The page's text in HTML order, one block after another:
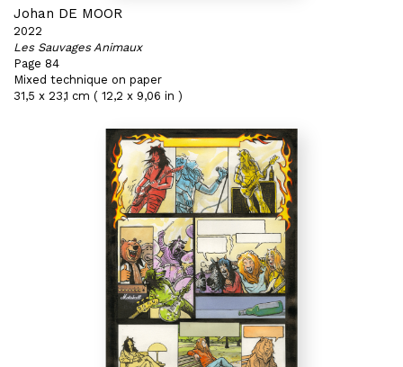
Johan DE MOOR
2022
Les Sauvages Animaux
Page 84
Mixed technique on paper
31,5 x 23,1 cm ( 12,2 x 9,06 in )